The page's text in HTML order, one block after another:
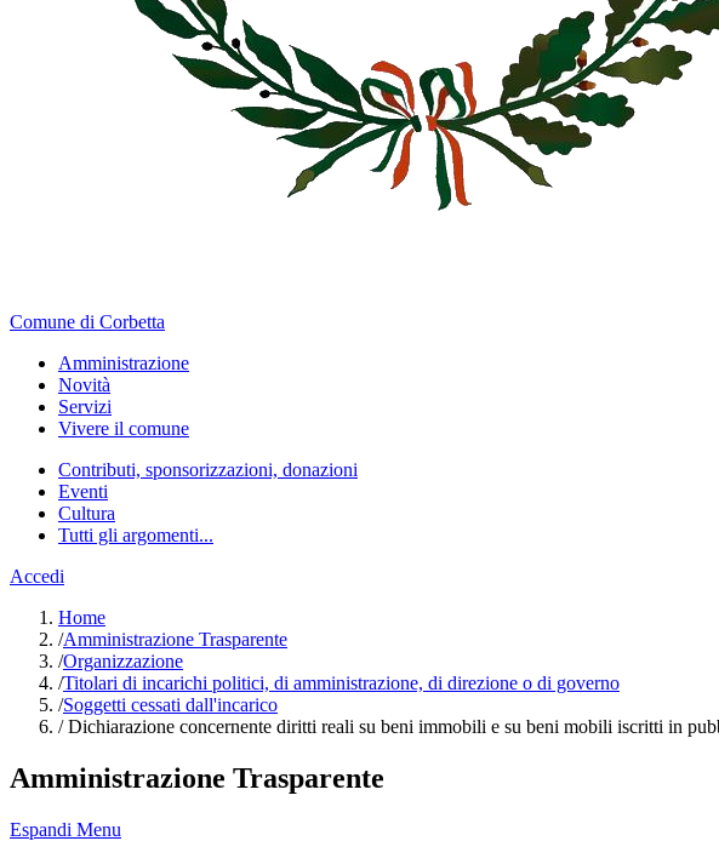
Comune di Corbetta
Amministrazione
Novità
Servizi
Vivere il comune
Contributi, sponsorizzazioni, donazioni
Eventi
Cultura
Tutti gli argomenti...
Accedi
Home
/Amministrazione Trasparente
/Organizzazione
/Titolari di incarichi politici, di amministrazione, di direzione o di governo
/Soggetti cessati dall'incarico
/Dichiarazione concernente diritti reali su beni immobili e su beni mobili iscritti in
Amministrazione Trasparente
Espandi Menu